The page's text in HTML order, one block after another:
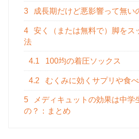
3 成長期だけど悪影響って無い
4
安く（または無料で）脚をス
法
4.1 100均の着圧ソックス
4.2 むくみに効くサプリや食
5
メディキュットの効果は中学
の？：まとめ